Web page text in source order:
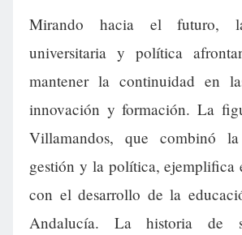
Mirando hacia el futuro,
universitaria y política
mantener la continuidad en
innovación y formación. La
Villamandos, que combinó
gestión y la política, ejemplifica
con el desarrollo de la
Andalucía. La historia de